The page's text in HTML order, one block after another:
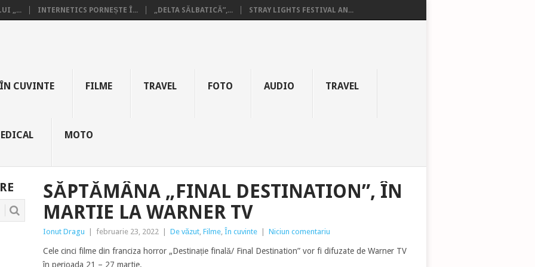
„... INTERNETICS PORNEȘTE Î... „DELTA SĂLBATICĂ”,... STRAY LIGHTS FESTIVAL AN...
CUVINTE FILME TRAVEL FOTO AUDIO TRAVEL
MOTO
SĂPTĂMÂNA „FINAL DESTINATION”, ÎN
MARTIE LA WARNER TV
Ionut Dragu februarie 23, 2022 De văzut, Filme, În cuvinte Niciun comentariu
Cele cinci filme din franciza horror „Destinație finală/ Final Destination” vor fi difuzate de Warner TV
în perioada 21 – 27 martie.